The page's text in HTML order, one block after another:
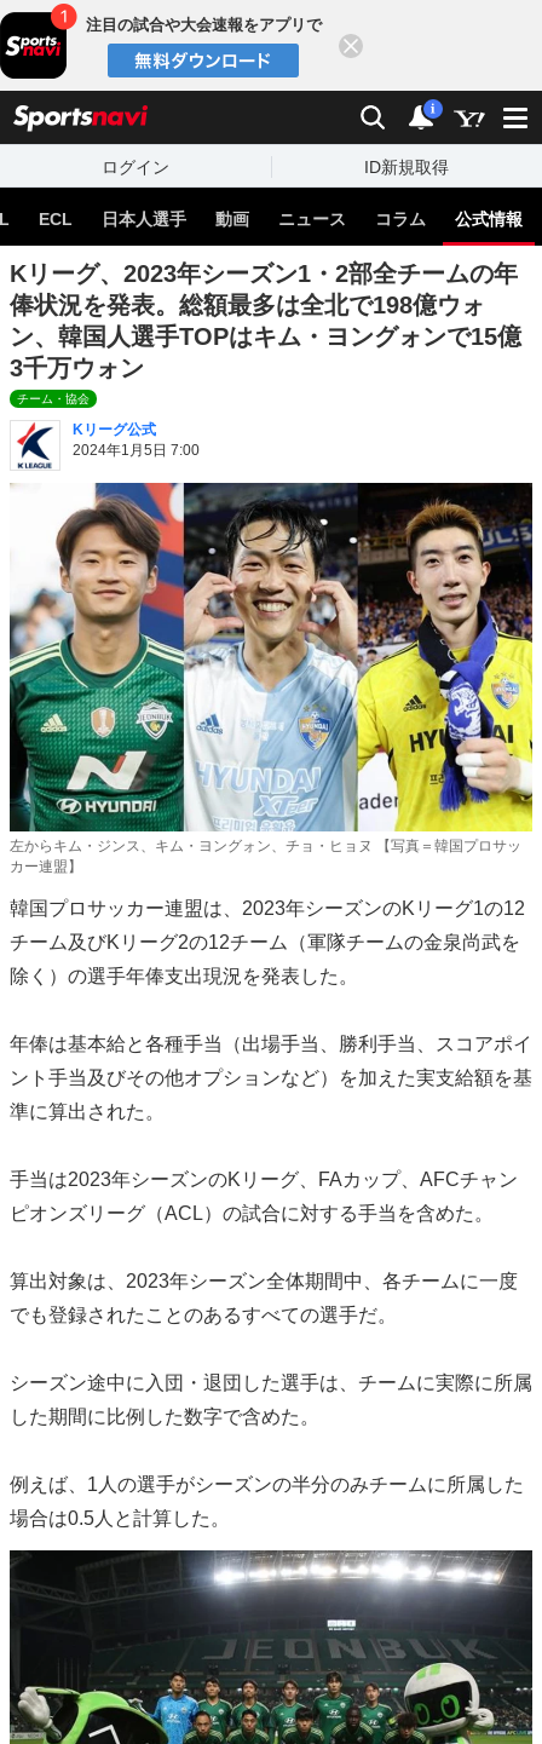
注目の試合や大会速報をアプリで
検索 通知
i
ログイン ID新規取得
ECL 日本人選手 動画 ニュース コラム 公式情報
Kリーグ、2023年シーズン1・2部全チームの年
俸状況を発表。総額最多は全北で198億ウォ
ン、韓国人選手TOPはキム・ヨングォンで15億
3千万ウォン
チーム・協会
Kリーグ公式
2024年1月5日 7:00
左からキム・ジンス、キム・ヨングォン、チョ・ヒョヌ 【写真＝韓国プロサッ
カー連盟】
韓国プロサッカー連盟は、2023年シーズンのKリーグ1の12
チーム及びKリーグ2の12チーム（軍隊チームの金泉尚武を
除く）の選手年俸支出現況を発表した。
年俸は基本給と各種手当（出場手当、勝利手当、スコアポイ
ント手当及びその他オプションなど）を加えた実支給額を基
準に算出された。
手当は2023年シーズンのKリーグ、FAカップ、AFCチャン
ピオンズリーグ（ACL）の試合に対する手当を含めた。
算出対象は、2023年シーズン全体期間中、各チームに一度
でも登録されたことのあるすべての選手だ。
シーズン途中に入団・退団した選手は、チームに実際に所属
した期間に比例した数字で含めた。
例えば、1人の選手がシーズンの半分のみチームに所属した
場合は0.5人と計算した。